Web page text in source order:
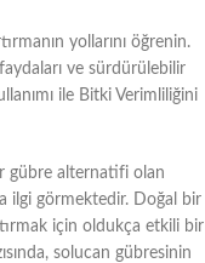
yollarını öğrenin.
faydaları ve sürdürülebilir
ile Bitki Verimliliğini
gübre alternatifi olan
ilgi görmektedir. Doğal bir
için oldukça etkili bir
solucan gübresinin